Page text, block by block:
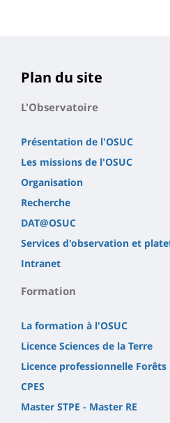
Plan du site
L'Observatoire
Présentation de l'OSUC
Les missions de l'OSUC
Organisation
Recherche
DAT@OSUC
Services d'observation et
Intranet
Formation
La formation à l'OSUC
Licence Sciences de la Terre
Licence professionnelle Forêts
CPES
Master STPE - Master RE